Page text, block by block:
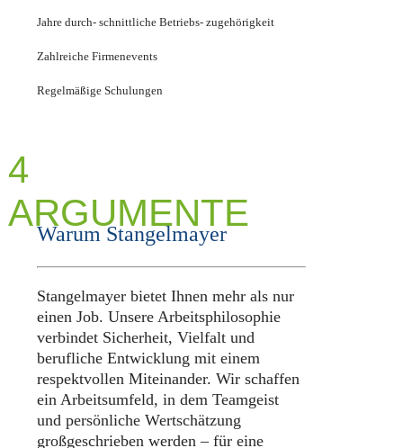
Jahre durch- schnittliche Betriebs- zugehörigkeit
Zahlreiche Firmenevents
Regelmäßige Schulungen
4
ARGUMENTE
Warum Stangelmayer
Stangelmayer bietet Ihnen mehr als nur
einen Job. Unsere Arbeitsphilosophie
verbindet Sicherheit, Vielfalt und
berufliche Entwicklung mit einem
respektvollen Miteinander. Wir schaffen
ein Arbeitsumfeld, in dem Teamgeist
und persönliche Wertschätzung
großgeschrieben werden – für eine